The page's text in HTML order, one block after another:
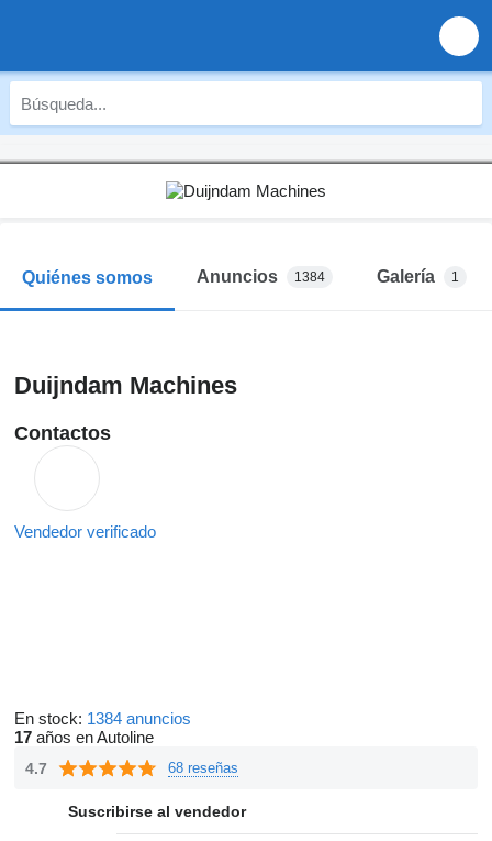
Quiénes somos Anuncios 1384 Galería 1
Duijndam Machines
Contactos
Vendedor verificado
En stock: 1384 anuncios
17 años en Autoline
4.7 68 reseñas
Suscribirse al vendedor